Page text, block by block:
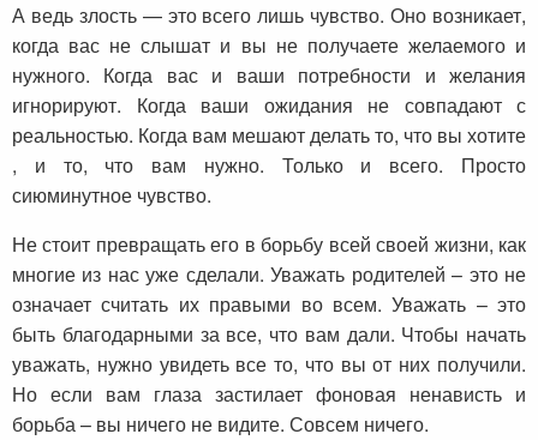
А ведь злость — это всего лишь чувство. Оно возникает,
когда вас не слышат и вы не получаете желаемого и
нужного. Когда вас и ваши потребности и желания
игнорируют. Когда ваши ожидания не совпадают с
реальностью. Когда вам мешают делать то, что вы хотите
, и то, что вам нужно. Только и всего. Просто
сиюминутное чувство.
Не стоит превращать его в борьбу всей своей жизни, как
многие из нас уже сделали. Уважать родителей – это не
означает считать их правыми во всем. Уважать – это
быть благодарными за все, что вам дали. Чтобы начать
уважать, нужно увидеть все то, что вы от них получили.
Но если вам глаза застилает фоновая ненависть и
борьба – вы ничего не видите. Совсем ничего.